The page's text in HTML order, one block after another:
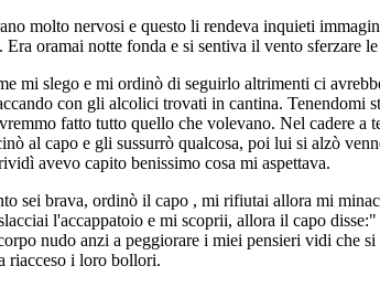
molto nervosi e questo li rendeva inquieti
oramai notte fonda e si sentiva il vento sferzare
mi slego e mi ordinò di seguirlo altrimenti ci
con gli alcolici trovati in cantina.
fatto tutto quello che volevano. Nel cadere
al capo e gli sussurrò qualcosa, poi lui si alzò
avevo capito benissimo cosa mi aspettava.
sei brava, ordinò il capo , mi rifiutai allora mi
l'accappatoio e mi scoprii, allora il capo
nudo anzi a peggiorare i miei pensieri vidi che
riacceso i loro bollori.